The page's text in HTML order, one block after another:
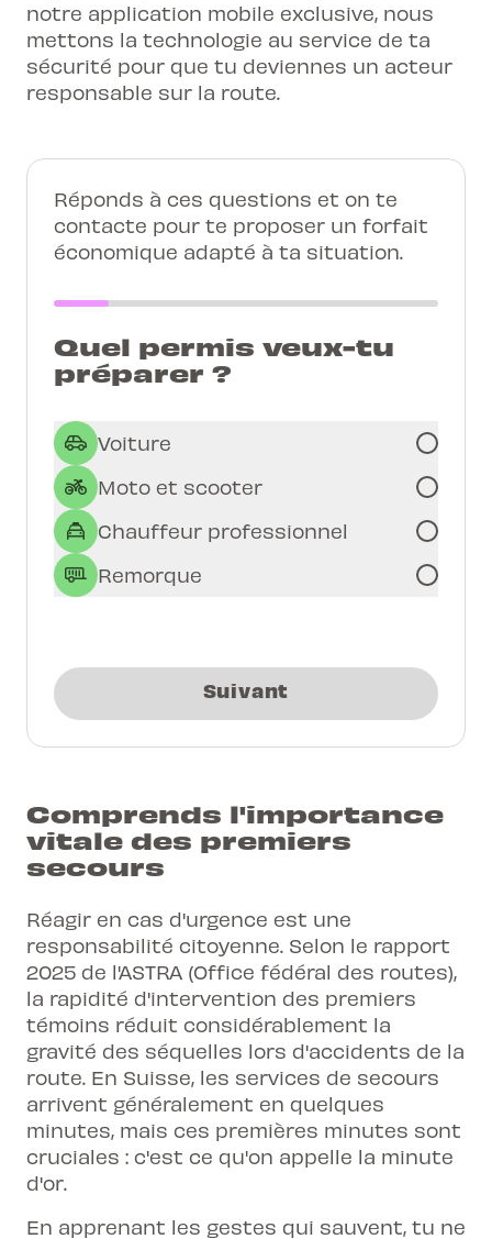
notre application mobile exclusive, nous
mettons la technologie au service de ta
sécurité pour que tu deviennes un acteur
responsable sur la route.
Réponds à ces questions et on te
contacte pour te proposer un forfait
économique adapté à ta situation.
Quel permis veux-tu
préparer ?
Voiture
Moto et scooter
Chauffeur professionnel
Remorque
Suivant
Comprends l'importance
vitale des premiers
secours
Réagir en cas d'urgence est une
responsabilité citoyenne. Selon le rapport
2025 de l'ASTRA (Office fédéral des routes),
la rapidité d'intervention des premiers
témoins réduit considérablement la
gravité des séquelles lors d'accidents de la
route. En Suisse, les services de secours
arrivent généralement en quelques
minutes, mais ces premières minutes sont
cruciales : c'est ce qu'on appelle la minute
d'or.
En apprenant les gestes qui sauvent, tu ne